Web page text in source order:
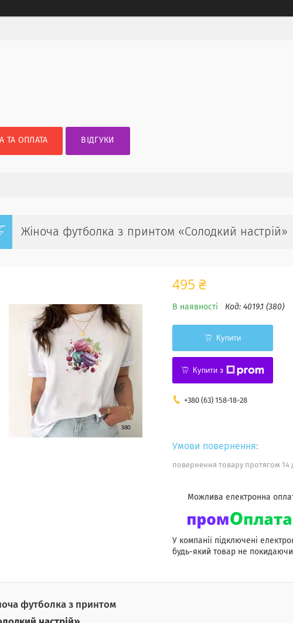
ТА ОПЛАТА ВІДГУКИ
Жіноча футболка з принтом «Солодкий настрій»
495 ₴
В наявності Код: 4019.1 (380)
Купити
Купити з
+380 (63) 158-18-28
повернення товару протягом 14
У компанії підключені
будь-який товар не покидаючи
футболка з принтом